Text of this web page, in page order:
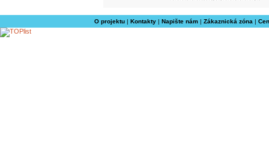
O projektu| Kontakty| Napište nám| Zákaznická zóna |